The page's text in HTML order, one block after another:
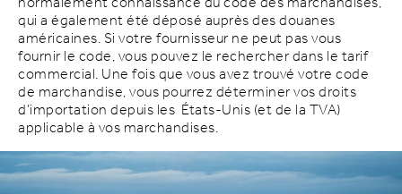
qui a également été déposé auprès des douanes
américaines. Si votre fournisseur ne peut pas vous
fournir le code, vous pouvez le rechercher dans le tarif
commercial. Une fois que vous avez trouvé votre code
de marchandise, vous pourrez déterminer vos droits
d’importation depuis les États-Unis (et de la TVA)
applicable à vos marchandises.